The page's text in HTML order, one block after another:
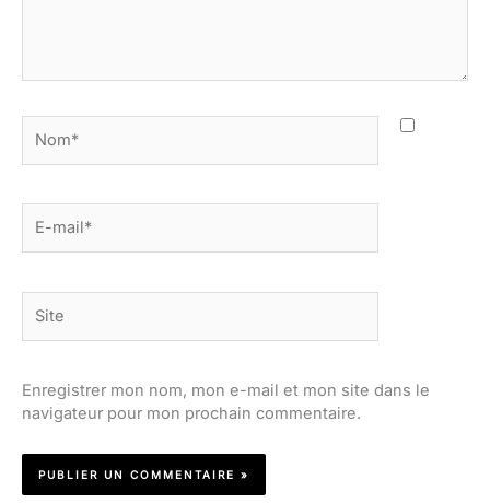
mail*
Enregistrer mon nom, mon e-mail et mon site dans le
navigateur pour mon prochain commentaire.